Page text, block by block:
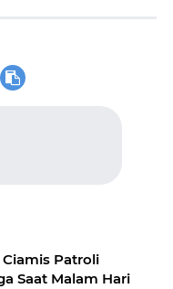
Patroli
Saat Malam Hari